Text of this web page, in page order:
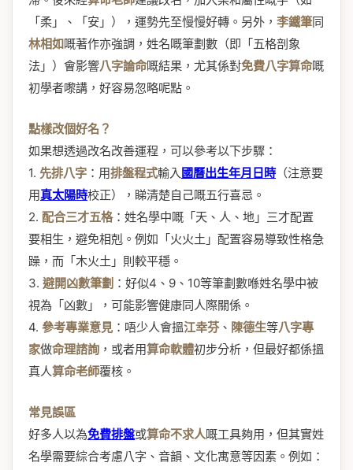
「柔」、「安」），運勢先至慢慢好轉。另外， 李鐵筆同
林相如嘅著作亦強調，姓名嘅筆劃數（即「五格剖象
法」）會影響八字論命嘅結果，尤其係對免費八字算命嘅
初學者嚟講，好容易忽略呢點。
點樣改個好名？
如果想透過改名改善運程，可以參考以下步驟：
1. 先排八字 ：用排盤程式輸入國曆出生年月日時（注意要
用真太陽時校正），睇清楚自己嘅五行喜忌。
2. 配合三才五格：姓名學中嘅「天、人、地」三才配置
要相生，避免相剋。例如「火火土」配置容易導致性格急
躁，而「木火土」則較平穩。
3. 避開凶數筆劃 ：好似4、9、10等筆劃數喺姓名學中被
視為「凶數」，可能影響健康同人際關係。
4. 參考專業意見 ：唔少人會搵江幸芬、 陳德生等八字專
家做命理諮詢 ，或者用算命軟體初步分析，但最好都係搵
真人算命老師覆核。
常見誤區
好多人以為免費排盤或算命不求人嘅工具夠用，但其實姓
名學需要綜合考慮八字、音韻、文化寓意等因素。例如：